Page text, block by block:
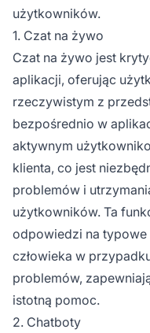
użytkowników.
1. Czat na żywo
Czat na żywo jest
aplikacji, oferując
rzeczywistym z
bezpośrednio w
aktywnym
klienta, co jest
problemów i
użytkowników. Ta
odpowiedzi na
człowieka w
problemów,
istotną pomoc.
2. Chatboty